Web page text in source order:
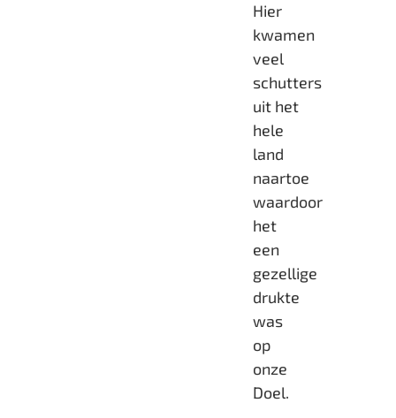
Hier
kwamen
veel
schutters
uit het
hele
land
naartoe
waardoor
het
een
gezellige
drukte
was
op
onze
Doel.